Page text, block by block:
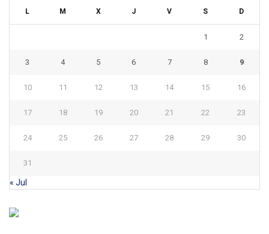
L M X J V S D
1 2
3 4 5 6 7 8 9
10 11 12 13 14 15 16
17 18 19 20 21 22 23
24 25 26 27 28 29 30
31
« Jul